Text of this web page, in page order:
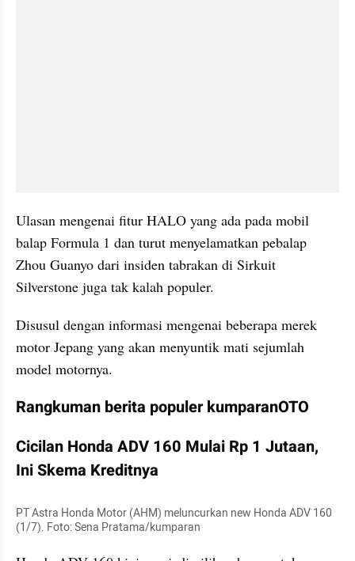
Ulasan mengenai fitur HALO yang ada pada mobil
balap Formula 1 dan turut menyelamatkan pebalap
Zhou Guanyo dari insiden tabrakan di Sirkuit
Silverstone juga tak kalah populer.
Disusul dengan informasi mengenai beberapa merek
motor Jepang yang akan menyuntik mati sejumlah
model motornya.
Rangkuman berita populer kumparanOTO
Cicilan Honda ADV 160 Mulai Rp 1 Jutaan,
Ini Skema Kreditnya
PT Astra Honda Motor (AHM) meluncurkan new Honda ADV 160
(1/7). Foto: Sena Pratama/kumparan